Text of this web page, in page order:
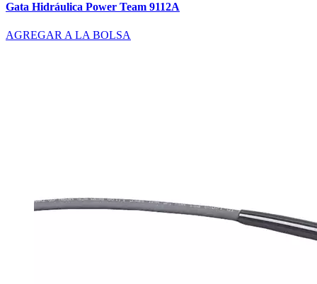
Gata Hidráulica Power Team 9112A
AGREGAR A LA BOLSA